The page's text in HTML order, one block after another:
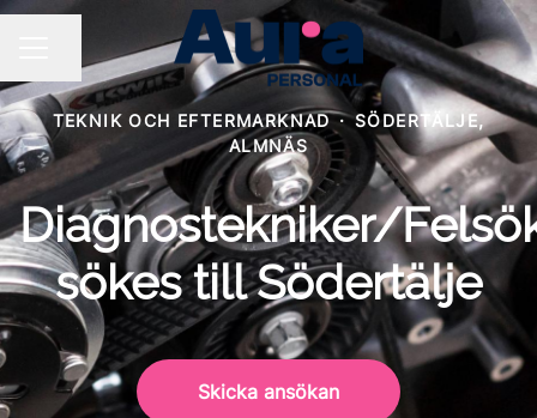
KARRIÄRMENY
Dela sidan
TEKNIK OCH EFTERMARKNAD · SÖDERTÄLJE,
ALMNÄS
Diagnostekniker/
sökes till Södertälje
Skicka ansökan